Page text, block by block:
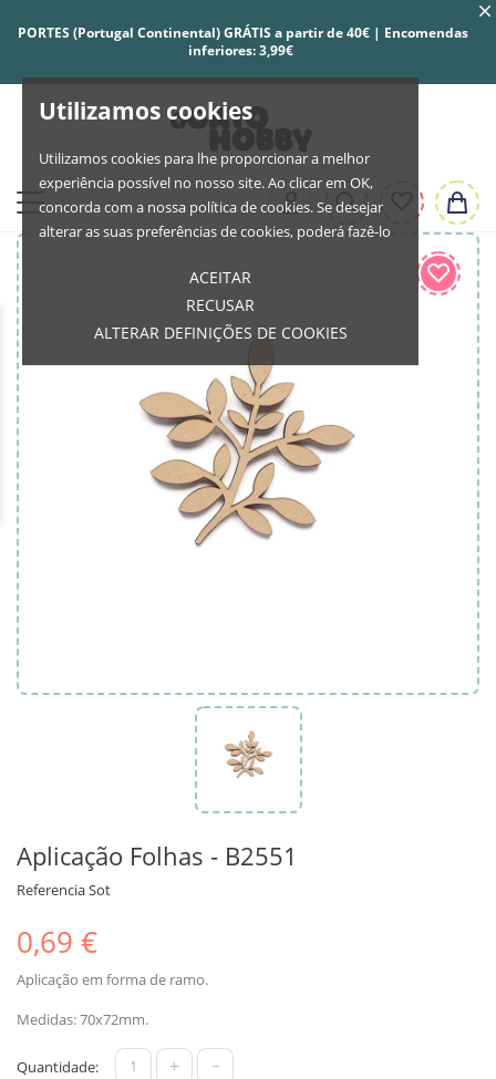
Utilizamos cookies
Utilizamos cookies para lhe proporcionar a melhor
experiência possível no nosso site. Ao clicar em OK,
concorda com a nossa política de cookies. Se desejar
alterar as suas preferências de cookies, poderá fazê-lo
ACEITAR
RECUSAR
ALTERAR DEFINIÇÕES DE COOKIES
PORTES (Portugal Continental) GRÁTIS a partir de 40€ | Encomendas
inferiores: 3,99€
Aplicação Folhas - B2551
ReferenciaSot
0,69 €
Aplicação em forma de ramo.
Medidas: 70x72mm.
Quantidade: + -